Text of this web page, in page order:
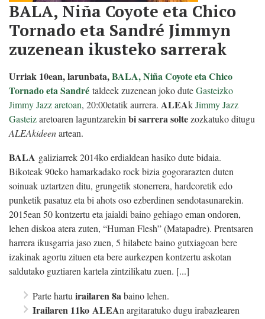
BALA, Niña Coyote eta Chico
Tornado eta Sandré Jimmyn
zuzenean ikusteko sarrerak
Urriak 10ean, larunbata,BALA, Niña Coyote eta Chico
Tornado eta Sandré taldeek zuzenean joko duteGasteizko
Jimmy Jazz aretoan, 20:00etatik aurrera. ALEAkJimmy Jazz
Gasteizaretoaren laguntzarekin bi sarrera soltezozkatuko ditugu
ALEAkideenartean.
BALA galiziarrek 2014ko erdialdean hasiko dute bidaia.
Bikoteak 90eko hamarkadako rock bizia gogorarazten duten
soinuak uztartzen ditu, grungetik stonerrera, hardcoretik edo
punketik pasatuz eta bi ahots oso ezberdinen sendotasunarekin.
2015ean 50 kontzertu eta jaialdi baino gehiago eman ondoren,
lehen diskoa atera zuten, “Human Flesh” (Matapadre). Prentsaren
harrera ikusgarria jaso zuen, 5 hilabete baino gutxiagoan bere
izakinak agortu zituen eta bere aurkezpen kontzertu askotan
saldutako guztiaren kartela zintzilikatu zuen. [...]
Parte hartu irailaren 8abaino lehen.
Irailaren 11ko ALEAn argitaratuko dugu irabazlearen